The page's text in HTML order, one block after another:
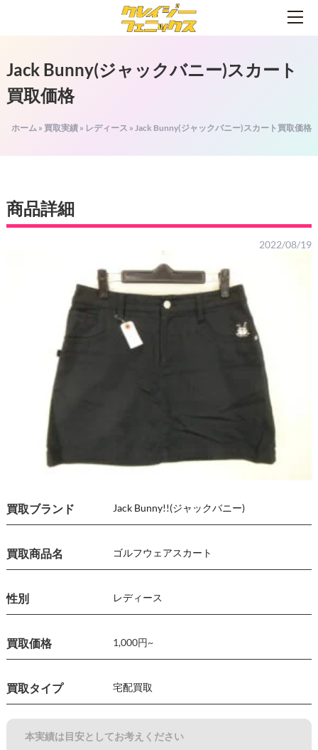
Jack Bunny(ジャックバニー)スカート
買取価格
ホーム » 買取実績 » レディース » Jack Bunny(ジャックバニー)スカート買取価格
商品詳細
2022/08/19
買取ブランド Jack Bunny!!(ジャックバニー)
買取商品名 ゴルフウェアスカート
性別 レディース
買取価格 1,000円~
買取タイプ 宅配買取
本実績は目安としてお考えください